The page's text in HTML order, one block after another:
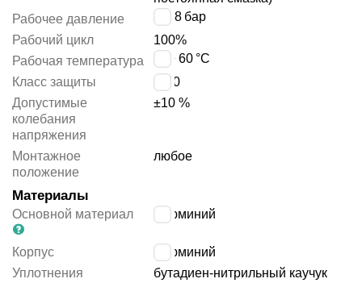
Рабочее давление
3 ÷ 8 бар
Рабочий цикл
100%
Рабочая температура
-5 ÷ 60 °C
Класс защиты
IP40
Допустимые
колебания
напряжения
±10 %
Монтажное
положение
любое
Материалы
Основной материал алюминий
Корпус
алюминий
Уплотнения
бутадиен-нитрильный каучук